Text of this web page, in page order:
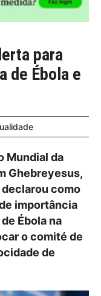
para
de Ébola e
Mundial da
Ghebreyesus,
como
importância
Ébola na
o comité de
de